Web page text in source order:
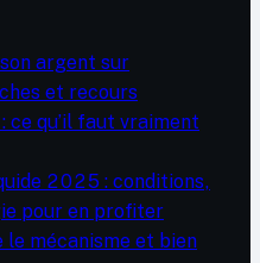
argent sur
et recours
ce qu’il faut vraiment
2025 : conditions,
pour en profiter
le mécanisme et bien